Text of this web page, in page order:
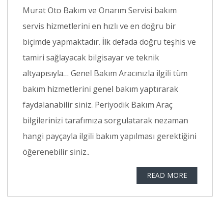
Murat Oto Bakım ve Onarım Servisi bakım
servis hizmetlerini en hızlı ve en doğru bir
biçimde yapmaktadır. İlk defada doğru teşhis ve
tamiri sağlayacak bilgisayar ve teknik
altyapısıyla… Genel Bakım Aracınızla ilgili tüm
bakım hizmetlerini genel bakım yaptırarak
faydalanabilir siniz. Periyodik Bakım Araç
bilgilerinizi tarafımıza sorgulatarak nezaman
hangi payçayla ilgili bakım yapılması gerektiğini
öğerenebilir siniz..
READ MORE